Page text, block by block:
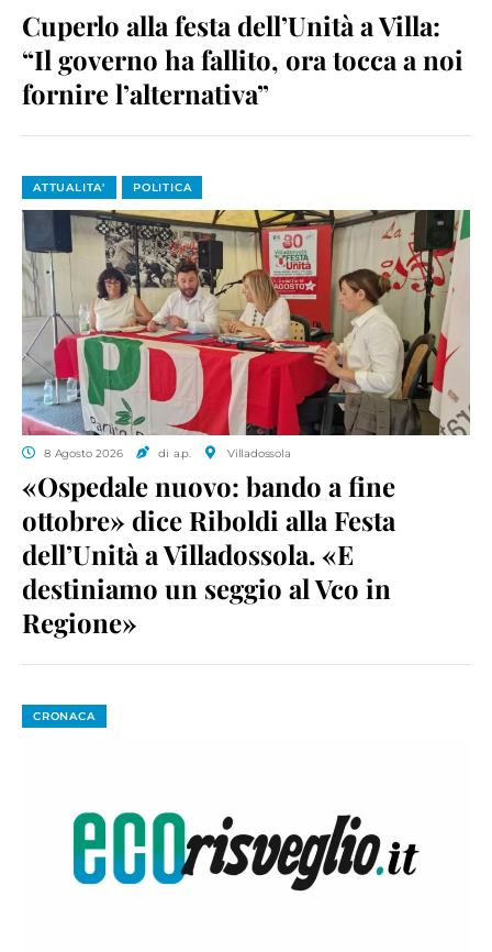
Cuperlo alla festa dell’Unità a Villa:
“Il governo ha fallito, ora tocca a noi
fornire l’alternativa”
ATTUALITA' POLITICA
8 Agosto 2026 di a.p. Villadossola
«Ospedale nuovo: bando a fine
ottobre» dice Riboldi alla Festa
dell’Unità a Villadossola. «E
destiniamo un seggio al Vco in
Regione»
CRONACA